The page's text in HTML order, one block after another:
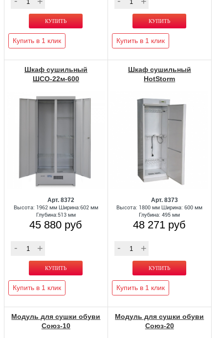
Купить в 1 клик Купить в 1 клик
Шкаф сушильный
ШСО-22м-600
Арт. 8372
Высота: 1962 мм Ширина:602 мм
Глубина:513 мм
45 880 руб
Купить в 1 клик
Шкаф сушильный
HotStorm
Арт. 8373
Высота: 1800 мм Ширина: 600 мм
Глубина: 495 мм
48 271 руб
Купить в 1 клик
Модуль для сушки обуви
Союз-10
Модуль для сушки обуви
Союз-20